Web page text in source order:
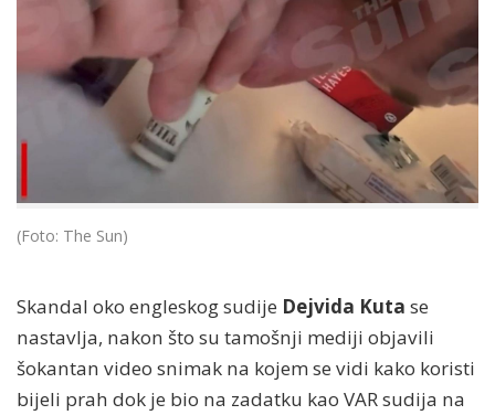
(Foto: The Sun)
Skandal oko engleskog sudije Dejvida Kuta se
nastavlja, nakon što su tamošnji mediji objavili
šokantan video snimak na kojem se vidi kako koristi
bijeli prah dok je bio na zadatku kao VAR sudija na